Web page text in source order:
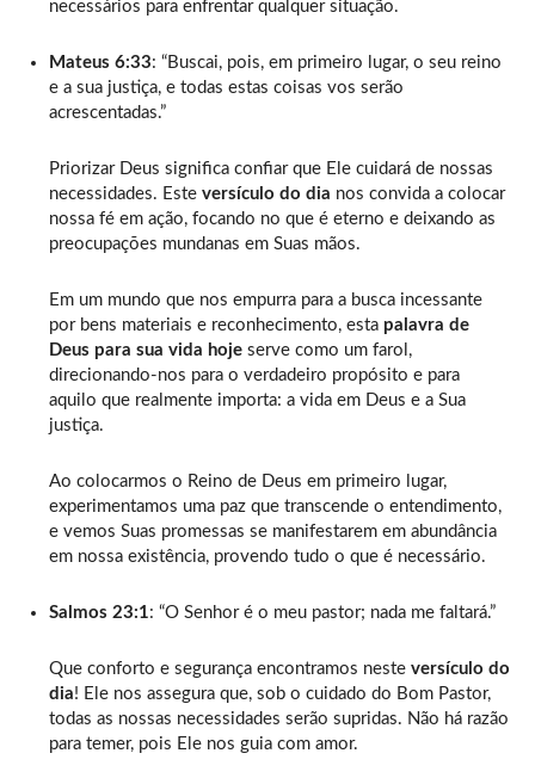
necessários para enfrentar qualquer situação.
Mateus 6:33: “Buscai, pois, em primeiro lugar, o seu reino
e a sua justiça, e todas estas coisas vos serão
acrescentadas.”
Priorizar Deus significa confiar que Ele cuidará de nossas
necessidades. Este versículo do dia nos convida a colocar
nossa fé em ação, focando no que é eterno e deixando as
preocupações mundanas em Suas mãos.
Em um mundo que nos empurra para a busca incessante
por bens materiais e reconhecimento, esta palavra de
Deus para sua vida hoje serve como um farol,
direcionando-nos para o verdadeiro propósito e para
aquilo que realmente importa: a vida em Deus e a Sua
justiça.
Ao colocarmos o Reino de Deus em primeiro lugar,
experimentamos uma paz que transcende o entendimento,
e vemos Suas promessas se manifestarem em abundância
em nossa existência, provendo tudo o que é necessário.
Salmos 23:1: “O Senhor é o meu pastor; nada me faltará.”
Que conforto e segurança encontramos neste versículo do
dia! Ele nos assegura que, sob o cuidado do Bom Pastor,
todas as nossas necessidades serão supridas. Não há razão
para temer, pois Ele nos guia com amor.